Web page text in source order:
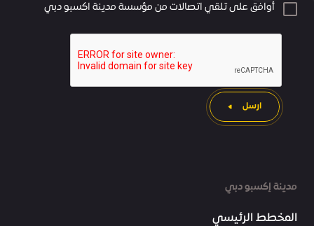
مدينة إكسبو دبي
المخطط الرئيسي
أوافق على تلقي اتصالات من مؤسسة مدينة اكسبو دبي
ارسل